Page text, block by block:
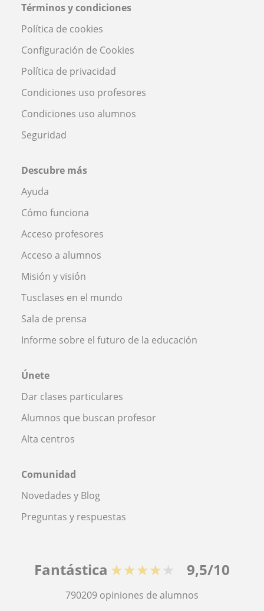
Términos y condiciones
Política de cookies
Configuración de Cookies
Política de privacidad
Condiciones uso profesores
Condiciones uso alumnos
Seguridad
Descubre más
Ayuda
Cómo funciona
Acceso profesores
Acceso a alumnos
Misión y visión
Tusclases en el mundo
Sala de prensa
Informe sobre el futuro de la educación
Únete
Dar clases particulares
Alumnos que buscan profesor
Alta centros
Comunidad
Novedades y Blog
Preguntas y respuestas
Fantástica ★★★★★ 9,5/10
790209 opiniones de alumnos